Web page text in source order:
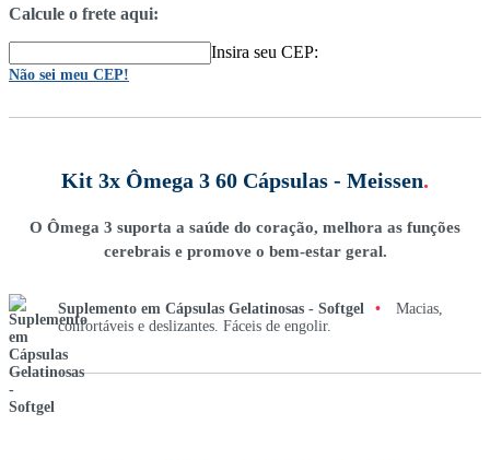
Calcule o frete aqui:
Insira seu CEP:
Não sei meu CEP!
Kit 3x Ômega 3 60 Cápsulas - Meissen.
O Ômega 3 suporta a saúde do coração, melhora as funções
cerebrais e promove o bem-estar geral.
Suplemento em Cápsulas Gelatinosas - Softgel •
Macias,
confortáveis e deslizantes. Fáceis de engolir.